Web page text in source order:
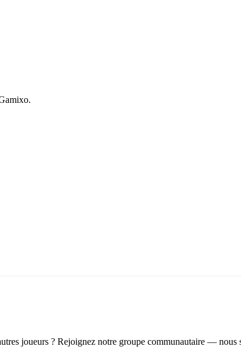
joueurs ? Rejoignez notre groupe communautaire — nous